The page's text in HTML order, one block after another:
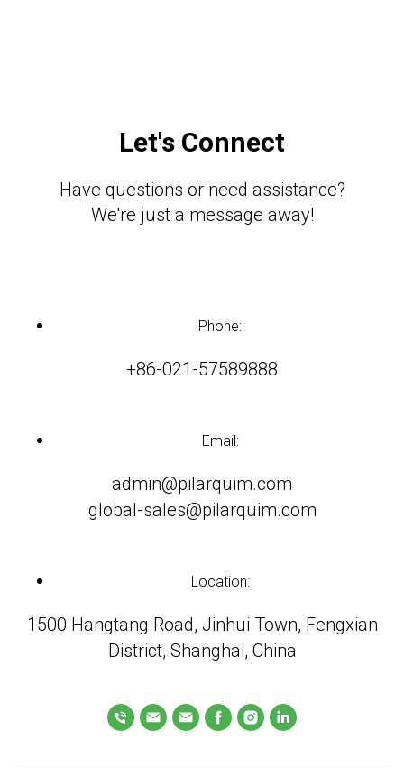
Let's Connect
Have questions or need assistance?
We're just a message away!
Phone:
+86-021-57589888
Email:
admin@pilarquim.com
global-sales@pilarquim.com
Location:
1500 Hangtang Road, Jinhui Town, Fengxian
District, Shanghai, China